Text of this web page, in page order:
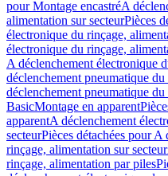
pour Montage encastréA
alimentation sur secteurPièces
électronique du rinçage,
électronique du rinçage,
A déclenchement électronique
déclenchement pneumatique du
déclenchement pneumatique du
BasicMontage en apparent
apparentA déclenchement
secteurPièces détachées pour
rinçage, alimentation sur secteur
rinçage, alimentation par piles